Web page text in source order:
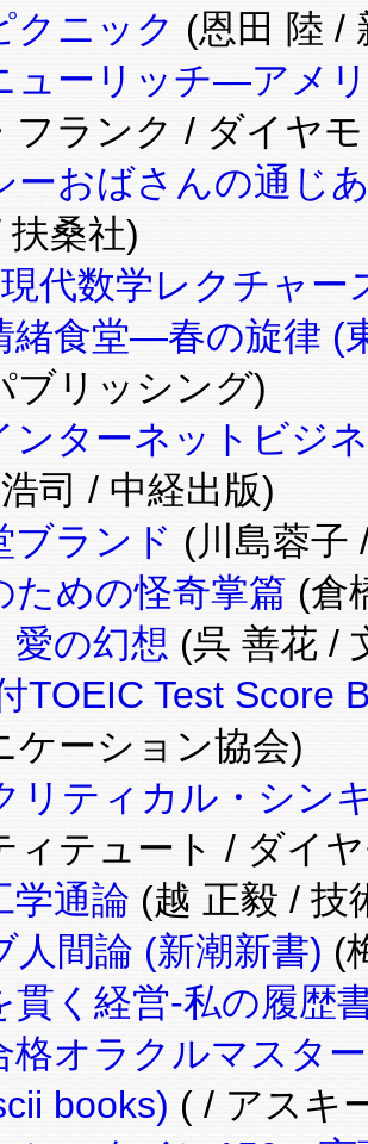
クニック (恩田 陸 /
ューリッチ―アメ
フランク / ダイヤ
ーおばさんの通じ
扶桑社)
代数学レクチャー
緒食堂―春の旋律 (
ブリッシング)
ンターネットビジ
司 / 中経出版)
ブランド (川島蓉子
ための怪奇掌篇 (倉
愛の幻想 (呉 善花 /
TOEIC Test Score
ケーション協会)
リティカル・シン
ィテュート / ダイ
学通論 (越 正毅 / 技
人間論 (新潮新書) (
貫く経営-私の履歴
格オラクルマスタ
books) ( / アスキ